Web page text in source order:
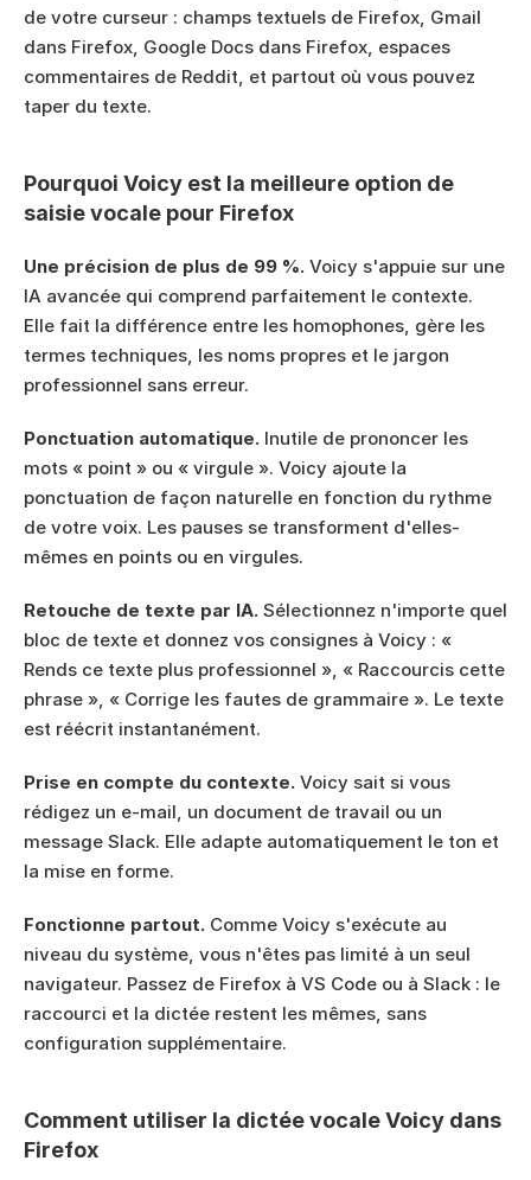
de votre curseur : champs textuels de Firefox, Gmail
dans Firefox, Google Docs dans Firefox, espaces
commentaires de Reddit, et partout où vous pouvez
taper du texte.
Pourquoi Voicy est la meilleure option de
saisie vocale pour Firefox
Une précision de plus de 99 %. Voicy s'appuie sur une
IA avancée qui comprend parfaitement le contexte.
Elle fait la différence entre les homophones, gère les
termes techniques, les noms propres et le jargon
professionnel sans erreur.
Ponctuation automatique. Inutile de prononcer les
mots « point » ou « virgule ». Voicy ajoute la
ponctuation de façon naturelle en fonction du rythme
de votre voix. Les pauses se transforment d'elles-
mêmes en points ou en virgules.
Retouche de texte par IA. Sélectionnez n'importe quel
bloc de texte et donnez vos consignes à Voicy : «
Rends ce texte plus professionnel », « Raccourcis cette
phrase », « Corrige les fautes de grammaire ». Le texte
est réécrit instantanément.
Prise en compte du contexte. Voicy sait si vous
rédigez un e-mail, un document de travail ou un
message Slack. Elle adapte automatiquement le ton et
la mise en forme.
Fonctionne partout. Comme Voicy s'exécute au
niveau du système, vous n'êtes pas limité à un seul
navigateur. Passez de Firefox à VS Code ou à Slack : le
raccourci et la dictée restent les mêmes, sans
configuration supplémentaire.
Comment utiliser la dictée vocale Voicy dans
Firefox